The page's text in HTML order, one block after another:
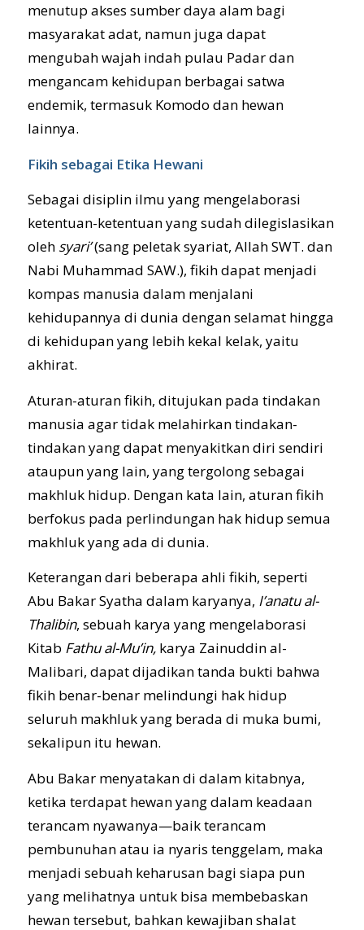
menutup akses sumber daya alam bagi
masyarakat adat, namun juga dapat
mengubah wajah indah pulau Padar dan
mengancam kehidupan berbagai satwa
endemik, termasuk Komodo dan hewan
lainnya.
Fikih sebagai Etika Hewani
Sebagai disiplin ilmu yang mengelaborasi
ketentuan-ketentuan yang sudah dilegislasikan
oleh syari’(sang peletak syariat, Allah SWT. dan
Nabi Muhammad SAW.), fikih dapat menjadi
kompas manusia dalam menjalani
kehidupannya di dunia dengan selamat hingga
di kehidupan yang lebih kekal kelak, yaitu
akhirat.
Aturan-aturan fikih, ditujukan pada tindakan
manusia agar tidak melahirkan tindakan-
tindakan yang dapat menyakitkan diri sendiri
ataupun yang lain, yang tergolong sebagai
makhluk hidup. Dengan kata lain, aturan fikih
berfokus pada perlindungan hak hidup semua
makhluk yang ada di dunia.
Keterangan dari beberapa ahli fikih, seperti
Abu Bakar Syatha dalam karyanya, I’anatu al-
Thalibin, sebuah karya yang mengelaborasi
Kitab Fathu al-Mu’in, karya Zainuddin al-
Malibari, dapat dijadikan tanda bukti bahwa
fikih benar-benar melindungi hak hidup
seluruh makhluk yang berada di muka bumi,
sekalipun itu hewan.
Abu Bakar menyatakan di dalam kitabnya,
ketika terdapat hewan yang dalam keadaan
terancam nyawanya—baik terancam
pembunuhan atau ia nyaris tenggelam, maka
menjadi sebuah keharusan bagi siapa pun
yang melihatnya untuk bisa membebaskan
hewan tersebut, bahkan kewajiban shalat